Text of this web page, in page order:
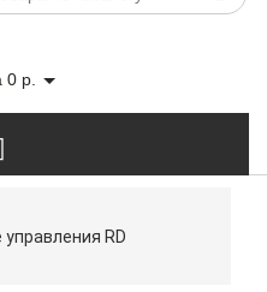
0 р.
управления RD